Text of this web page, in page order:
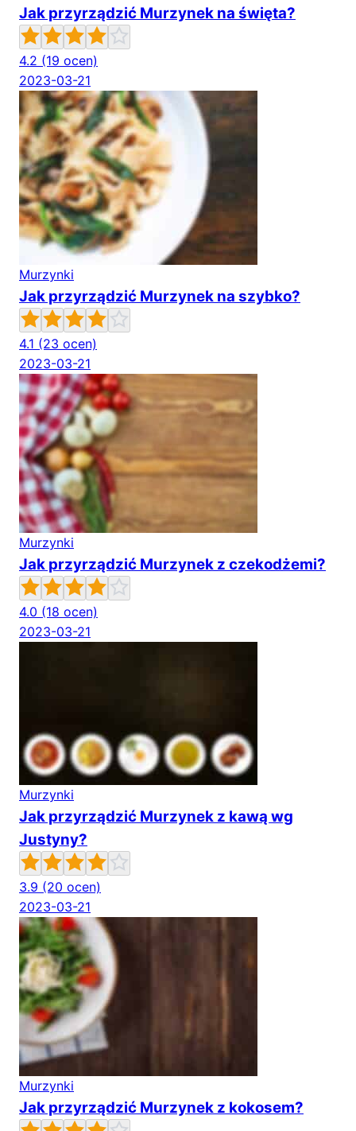
Jak przyrządzić Murzynek na święta?
4.2 (19 ocen)
2023-03-21
Murzynki
Jak przyrządzić Murzynek na szybko?
4.1 (23 ocen)
2023-03-21
Murzynki
Jak przyrządzić Murzynek z czekodżemi?
4.0 (18 ocen)
2023-03-21
Murzynki
Jak przyrządzić Murzynek z kawą wg
Justyny?
3.9 (20 ocen)
2023-03-21
Murzynki
Jak przyrządzić Murzynek z kokosem?